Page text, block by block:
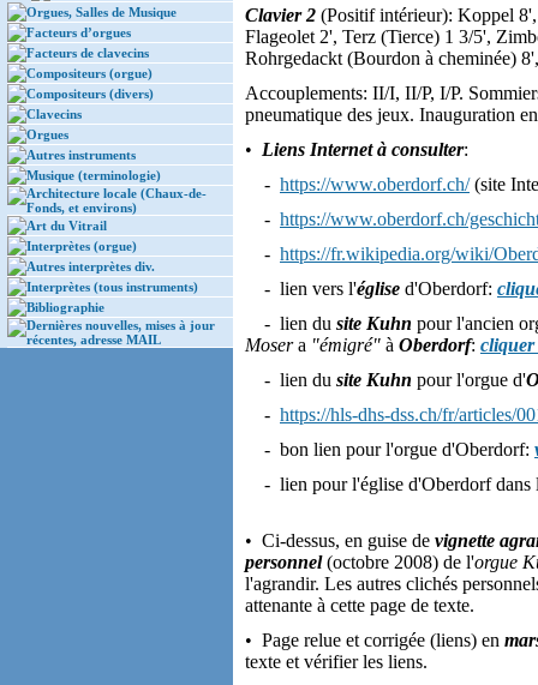
Orgues, Salles de Musique
Facteurs d’orgues
Facteurs de clavecins
Compositeurs (orgue)
Compositeurs (divers)
Clavecins
Orgues
Autres instruments
Musique (terminologie)
Architecture locale (Chaux-de-
Fonds, et environs)
Art du Vitrail
Interprètes (orgue)
Autres interprètes div.
Interprètes (tous instruments)
Bibliographie
Dernières nouvelles, mises à jour
récentes, adresse MAIL
Clavier 2 (Positif intérieur): Koppel
Flageolet 2', Terz (Tierce) 1 3/5',
Rohrgedackt (Bourdon à cheminée)
Accouplements: II/I, II/P, I/P.
pneumatique des jeux. Inauguration
• Liens Internet à consulter:
- https://www.oberdorf.ch/(site
- https://www.oberdorf.ch/
- https://fr.wikipedia.org/wiki/
- lien vers l'église d'Oberdorf:
- lien du site Kuhn pour l'ancien
Mosera "émigré" à Oberdorf:
- lien du site Kuhn pour l'orgue d'
- https://hls-dhs-dss.ch/fr/articles/
- bon lien pour l'orgue d'Oberdorf:
- lien pour l'église d'Oberdorf dans
• Ci-dessus, en guise de vignette
personnel(octobre 2008) de l'orgue
l'agrandir. Les autres clichés
attenante à cette page de texte.
• Page relue et corrigée (liens) en
texte et vérifier les liens.